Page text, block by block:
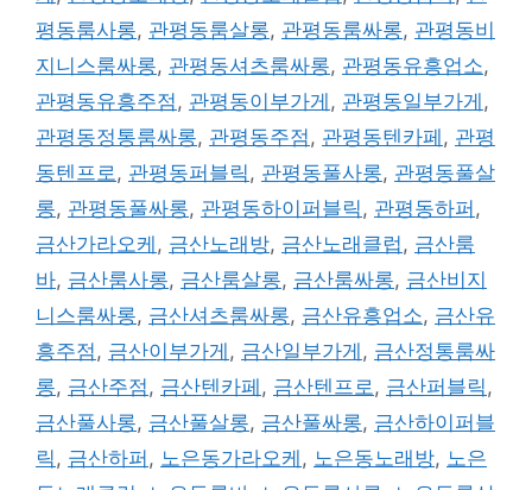
평동룸사롱, 관평동룸살롱, 관평동룸싸롱, 관평동비
지니스룸싸롱, 관평동셔츠룸싸롱, 관평동유흥업소,
관평동유흥주점 , 관평동이부가게 , 관평동일부가게 ,
관평동정통룸싸롱, 관평동주점 , 관평동텐카페 , 관평
동텐프로 , 관평동퍼블릭 , 관평동풀사롱, 관평동풀살
롱, 관평동풀싸롱, 관평동하이퍼블릭 , 관평동하퍼 ,
금산가라오케 , 금산노래방, 금산노래클럽 , 금산룸
바, 금산룸사롱, 금산룸살롱, 금산룸싸롱, 금산비지
니스룸싸롱, 금산셔츠룸싸롱, 금산유흥업소, 금산유
흥주점 , 금산이부가게 , 금산일부가게 , 금산정통룸싸
롱, 금산주점 , 금산텐카페 , 금산텐프로 , 금산퍼블릭 ,
금산풀사롱, 금산풀살롱, 금산풀싸롱, 금산하이퍼블
릭 , 금산하퍼 , 노은동가라오케 , 노은동노래방, 노은